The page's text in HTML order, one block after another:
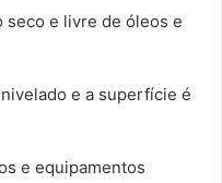
seco e livre de óleos e
e a superfície é
e equipamentos